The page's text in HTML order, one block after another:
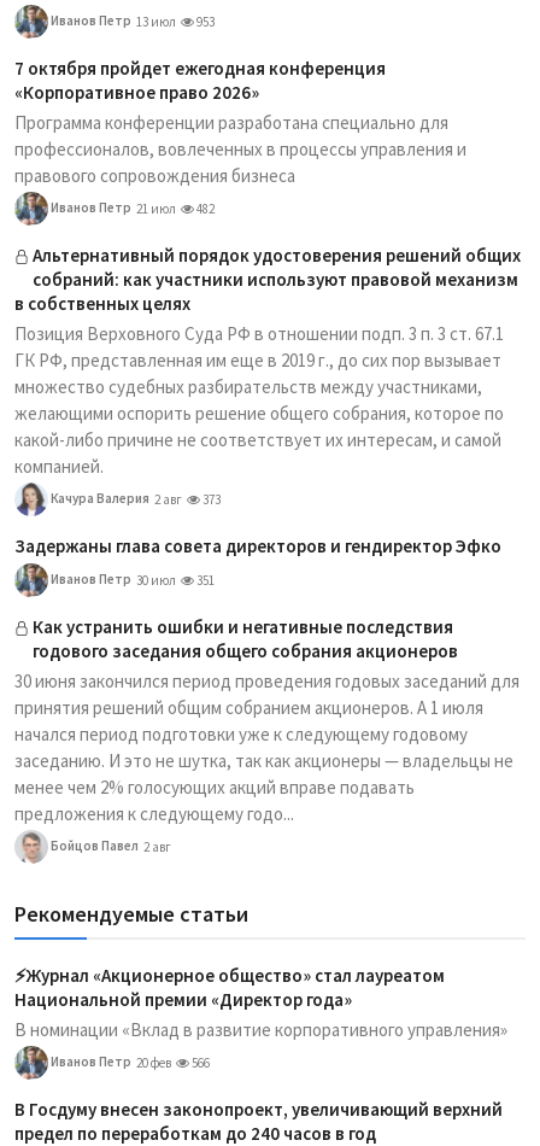
Иванов Петр 13 июл 953
7 октября пройдет ежегодная конференция
«Корпоративное право 2026»
Программа конференции разработана специально для
профессионалов, вовлеченных в процессы управления и
правового сопровождения бизнеса
Иванов Петр 21 июл 482
Альтернативный порядок удостоверения решений общих
собраний: как участники используют правовой механизм
в собственных целях
Позиция Верховного Суда РФ в отношении подп. 3 п. 3 ст. 67.1
ГК РФ, представленная им еще в 2019 г., до сих пор вызывает
множество судебных разбирательств между участниками,
желающими оспорить решение общего собрания, которое по
какой-либо причине не соответствует их интересам, и самой
компанией.
Качура Валерия 2 авг 373
Задержаны глава совета директоров и гендиректор Эфко
Иванов Петр 30 июл 351
Как устранить ошибки и негативные последствия
годового заседания общего собрания акционеров
30 июня закончился период проведения годовых заседаний для
принятия решений общим собранием акционеров. А 1 июля
начался период подготовки уже к следующему годовому
заседанию. И это не шутка, так как акционеры — владельцы не
менее чем 2% голосующих акций вправе подавать
предложения к следующему годо...
Бойцов Павел 2 авг
Рекомендуемые статьи
⚡️Журнал «Акционерное общество» стал лауреатом
Национальной премии «Директор года»
В номинации «Вклад в развитие корпоративного управления»
Иванов Петр 20 фев 566
В Госдуму внесен законопроект, увеличивающий верхний
предел по переработкам до 240 часов в год